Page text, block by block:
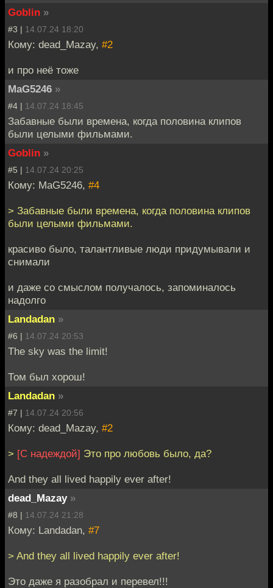
Goblin »
#3 | 14.07.24 18:20
Кому: dead_Mazay, #2
и про неё тоже
MaG5246 »
#4 | 14.07.24 18:45
Забавные были времена, когда половина клипов
были целыми фильмами.
Goblin »
#5 | 14.07.24 20:25
Кому: MaG5246, #4
> Забавные были времена, когда половина клипов
были целыми фильмами.
красиво было, талантливые люди придумывали и
снимали
и даже со смыслом получалось, запоминалось
надолго
Landadan »
#6 | 14.07.24 20:53
The sky was the limit!
Том был хорош!
Landadan »
#7 | 14.07.24 20:56
Кому: dead_Mazay, #2
> [С надеждой] Это про любовь было, да?
And they all lived happily ever after!
dead_Mazay »
#8 | 14.07.24 21:28
Кому: Landadan, #7
> And they all lived happily ever after!
Это даже я разобрал и перевел!!!